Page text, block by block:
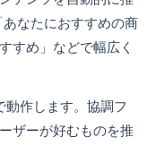
なたにおすすめの商
すめ」などで幅広く
動作します。協調フ
ザーが好むものを推